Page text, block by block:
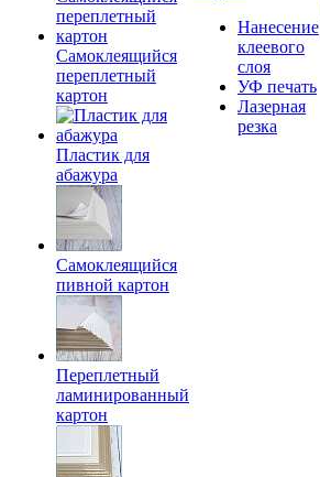
Самоклеящийся
переплетный
картон
Пластик для
абажура
Самоклеящийся
пивной картон
Переплетный
ламинированный
картон
Нанесение
клеевого
слоя
УФ печать
Лазерная
резка